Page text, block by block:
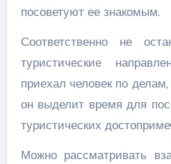
посоветуют ее знакомым.
Соответственно не
туристические
приехал человек по делам,
он выделит время для
туристических
Можно рассматривать